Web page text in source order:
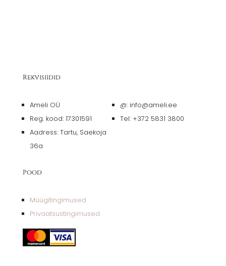
Rekvisiidid
Ameli OÜ
Reg. kood: 17301591
Aadress: Tartu, Saekoja
36a
@: info@ameli.ee
Tel: +372 5831 3800
Pood
Müügitingimused
Privaatsustingimused